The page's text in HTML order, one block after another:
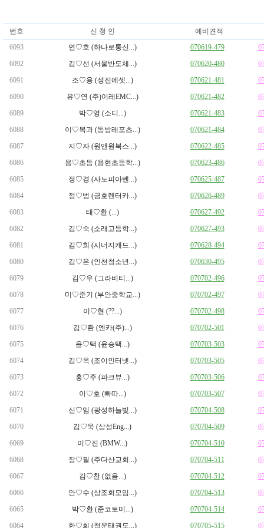
번호 신 청 인 예비견적
6093
연♡호 (하나로통신...) 070619-479
6092
김♡선 (서울반도체...) 070620-480
6091
조♡용 (성진에셋...) 070621-481
6090
유♡연 (주)이레EMC...) 070621-482
6089
박♡영 (소디...) 070621-483
6088
이♡복과 (동방레포츠...) 070621-484
6087
지♡자 (원앤원북스...) 070622-485
6086
용♡초등 (용현초등학...) 070623-486
6085
정♡경 (사노피아벤...) 070625-487
6084
정♡범 (금호렌터카...) 070626-489
6083
태♡환 (...) 070627-492
6082
김♡숙 (소래고등학...) 070627-493
6081
김♡희 (시너지캐드...) 070628-494
6080
김♡은 (인천청소년...) 070630-495
6079
김♡우 (그라비티...) 070702-496
6078
미♡준기 (부안중학교...) 070702-497
6077
이♡현 (??...) 070702-498
6076
김♡환 (엔카(주)...) 070702-501
6075
윤♡택 (윤승택...) 070703-503
6074
김♡옥 (조이인터넷...) 070703-505
6073
홍♡주 (파크뷰...) 070703-506
6072
이♡호 (빠따...) 070703-507
6071
신♡임 (광성하늘빛...) 070704-508
6070
김♡욱 (삼성Eng...) 070704-509
6069
이♡진 (BMW...) 070704-510
6068
장♡필 (주다산교회...) 070704-511
6067
김♡찬 (없음...) 070704-512
6066
안♡수 (상조회모임...) 070704-513
6065
박♡환 (준코토미...) 070704-514
6064
한♡희 (청운태권도...) 070705-515